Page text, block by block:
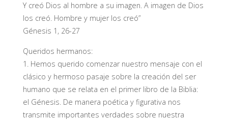
Y creó Dios al hombre a su imagen. A imagen de Dios
los creó. Hombre y mujer los creó”
Génesis 1, 26-27
Queridos hermanos:
1. Hemos querido comenzar nuestro mensaje con el
clásico y hermoso pasaje sobre la creación del ser
humano que se relata en el primer libro de la Biblia:
el Génesis. De manera poética y figurativa nos
transmite importantes verdades sobre nuestra